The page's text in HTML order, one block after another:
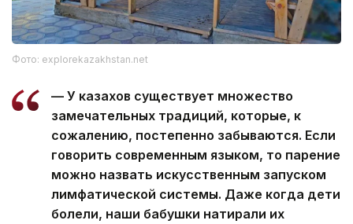
Фото: explorekazakhstan.net
— У казахов существует множество
замечательных традиций, которые, к
сожалению, постепенно забываются. Если
говорить современным языком, то парение
можно назвать искусственным запуском
лимфатической системы. Даже когда дети
болели, наши бабушки натирали их